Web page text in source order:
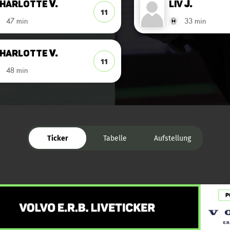
LivJ.
33 min
v.
47 min
11
v.
48 min
11
Ticker Tabelle Aufstellung